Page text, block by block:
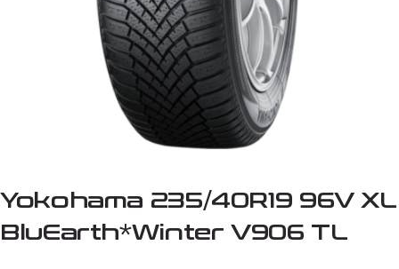
Yokohama 235/40R19 96V XL
BluEarth*Winter V906 TL